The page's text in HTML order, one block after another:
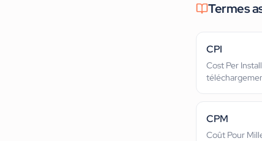
Termes
CPI
Cost Per
CPM
Coût Pour